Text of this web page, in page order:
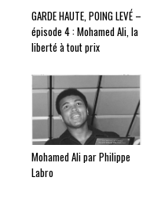
GARDE HAUTE, POING LEVÉ –
épisode 4 : Mohamed Ali, la
liberté à tout prix
Mohamed Ali par Philippe
Labro